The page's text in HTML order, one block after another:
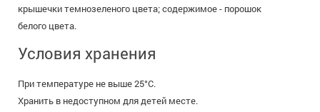
крышечки темно­зеленого цвета; содержимое - порошок
белого цвета.
Условия хранения
При температуре не выше 25°С.
Хранить в недоступном для детей месте.